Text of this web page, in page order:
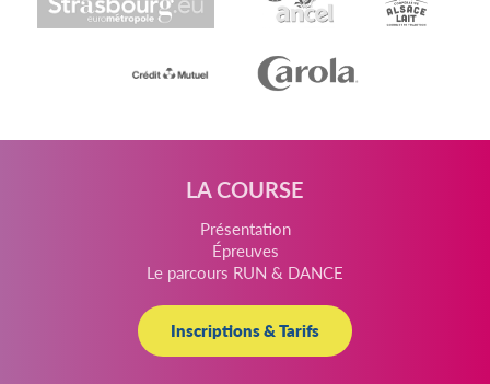
LA COURSE
Présentation
Épreuves
Le parcours RUN & DANCE
Inscriptions & Tarifs